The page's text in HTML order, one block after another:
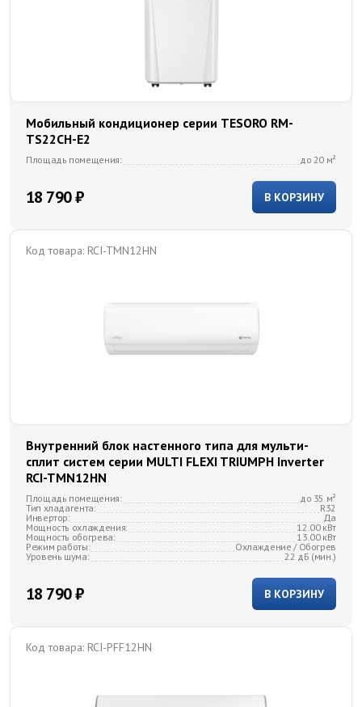
Мобильный кондиционер cерии TESORO RM-
TS22CH-E2
Площадь помещения: до 20 м²
В КОРЗИНУ
18 790 ₽
Код товара: RCI-TMN12HN
Внутренний блок настенного типа для мульти-
сплит систем серии MULTI FLEXI TRIUMPH Inverter
RCI-TMN12HN
Площадь помещения:
до 35 м²
Тип хладагента:
R32
Инвертор:
Да
Мощность охлаждения:
12.00 кВт
Мощность обогрева:
13.00 кВт
Режим работы:
Охлаждение / Обогрев
Уровень шума:
22 дБ (мин.)
В КОРЗИНУ
18 790 ₽
Код товара: RCI-PFF12HN